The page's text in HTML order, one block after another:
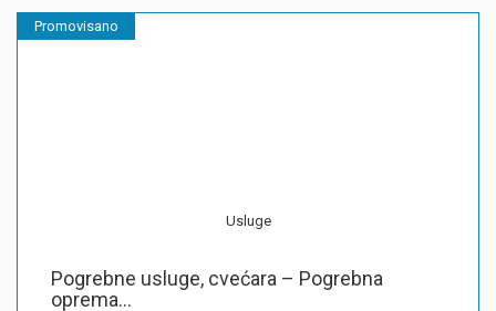
Promovisano
Usluge
Pogrebne usluge, cvećara – Pogrebna
oprema...